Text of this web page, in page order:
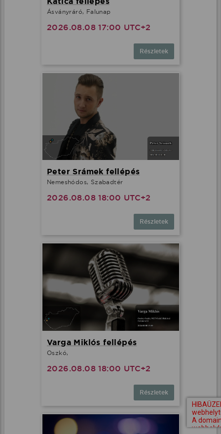
Ásványráró, Falunap
2026.08.08 17:00 UTC+2
Részletek
Peter Srámek fellépés
Nemeshódos, Szabadtér
2026.08.08 18:00 UTC+2
Részletek
Varga Miklós fellépés
Oszkó,
2026.08.08 18:00 UTC+2
Részletek